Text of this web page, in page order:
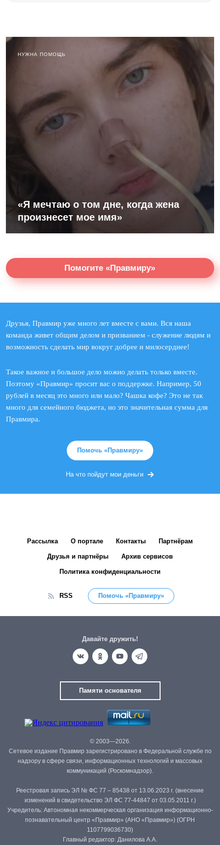
НУЖНА ПОМОЩЬ
«Я мечтаю о том дне, когда жена
произнесет мое имя»
Помогите «Правмиру»
Друзья, Правмир уже много лет вместе с вами. Вся наша
команда живет общим делом и призванием - служение людям и
возможность сделать мир вокруг добрее и милосерднее!
Такое важное и большое дело можно делать только вместе.
Поэтому «Правмир» просит вас о поддержке. Например, 50
рублей в месяц это много или мало? Чашка кофе? Это не так
много для семейного бюджета, но это значительная сумма для
Правмира.
Помочь «Правмиру»
На что пойдут мои деньги
Рассылка О портале Контакты Партнёрам
Друзья и партнёры Архив сервисов
Политика конфиденциальности
RSS Помочь «Правмиру»
Давайте дружить!
Памяти основателя
© 2003—2026.
Сетевое издание Правмир зарегистрировано в Федеральной службе по
надзору в сфере связи, информационных технологий и массовых
коммуникаций (Роскомнадзор).
Реестровая запись ЭЛ № ФС 77 – 85438 от 13.06.2023 г. (внесение
изменений в свидетельство ЭЛ ФС 77-44847 от 03.05.2011 г.)
Учредитель: Автономная некоммерческая организация информационно-
познавательный центр «Правмир» (АНО «Правмир») (ОГРН
1107799036730)
Главный редактор: Данилова А.А.